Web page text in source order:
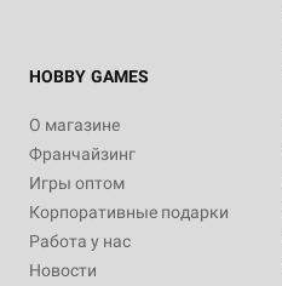
HOBBY GAMES
О магазине
Франчайзинг
Игры оптом
Корпоративные подарки
Работа у нас
Новости